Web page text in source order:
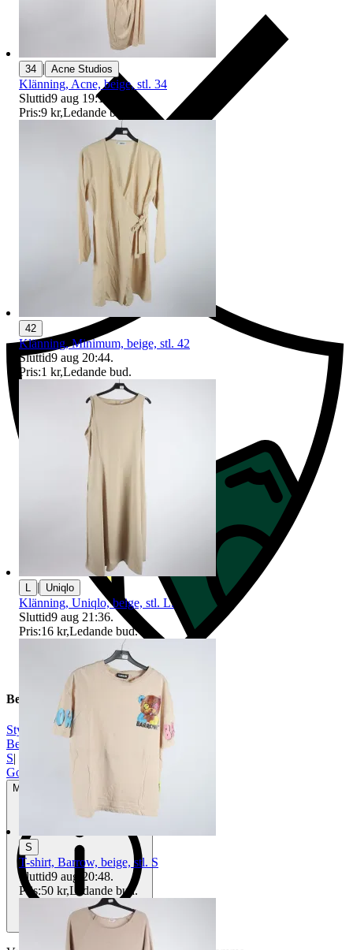
Ersättning om du inte får din vara
Beskrivning
Stylein
Beige
S|
Gott använt skick
Mindre tecken på användning
34 | Acne Studios
Klänning, Acne, beige, stl. 34
Sluttid9 aug 19:17
Pris:9 kr,Ledande bud
42
Klänning, Minimum, beige, stl. 42
Sluttid9 aug 20:44.
Pris:1 kr,Ledande bud.
| Uniqlo
Klänning, Uniqlo, beige, stl. L.
Sluttid9 aug 21:36.
Pris:16 kr,Ledande bud.
S
T-shirt, Barrow, beige, stl. S
Sluttid9 aug 20:48.
Pris:50 kr,Ledande bud.